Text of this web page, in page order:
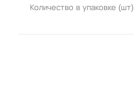
Количество в упаковке (шт)